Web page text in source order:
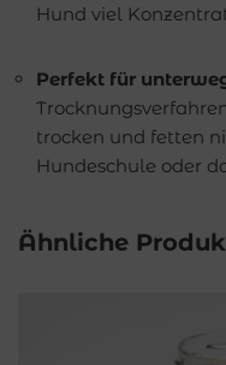
Hund viel
Perfekt für
trocken und fetten
Hundeschule oder
Ähnliche